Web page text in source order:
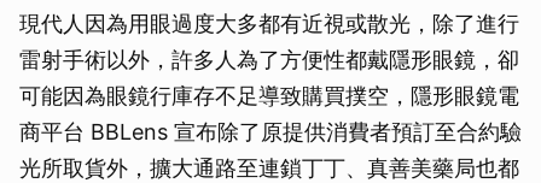
現代人因為用眼過度大多都有近視或散光，除了進行
雷射手術以外，許多人為了方便性都戴隱形眼鏡，卻
可能因為眼鏡行庫存不足導致購買撲空，隱形眼鏡電
商平台 BBLens 宣布除了原提供消費者預訂至合約驗
光所取貨外，擴大通路至連鎖丁丁、真善美藥局也都